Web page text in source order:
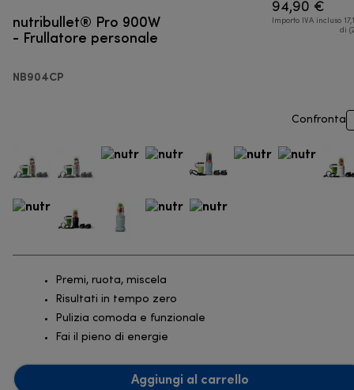
nutribullet® Pro 900W
- Frullatore personale
NB904CP
94,90 €
Importo IVA incluso
di
Confronta
Premi, ruota, miscela
Risultati in tempo zero
Pulizia comoda e funzionale
Fai il pieno di energie
Aggiungi al carrello